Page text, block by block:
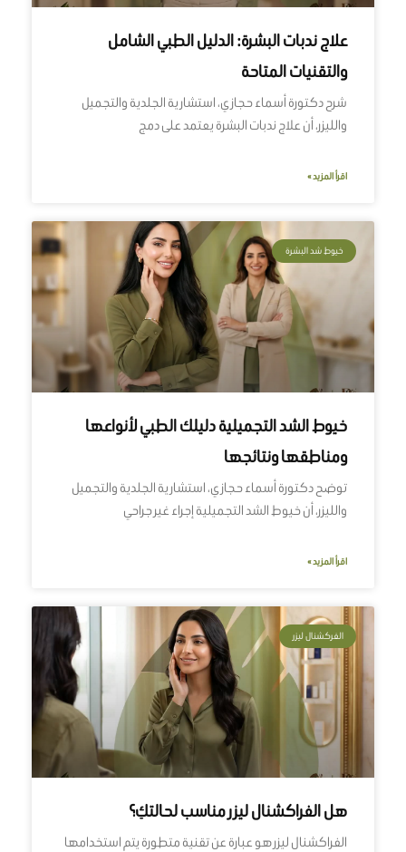
علاج ندبات البشرة: الدليل الطبي الشامل
والتقنيات المتاحة
شرح دكتورة أسماء حجازي، استشارية الجلدية والتجميل
والليزر، أن علاج ندبات البشرة يعتمد على دمج
اقرأ المزيد »
خيوط شد البشرة
خيوط الشد التجميلية دليلك الطبي لأنواعها
ومناطقها ونتائجها
توضح دكتورة أسماء حجازي، استشارية الجلدية والتجميل
والليزر، أن خيوط الشد التجميلية إجراء غير جراحي
اقرأ المزيد »
الفركشنال ليزر
هل الفراكشنال ليزر مناسب لحالتكِ؟
الفراكشنال ليزر هو عبارة عن تقنية متطورة يتم استخدامها